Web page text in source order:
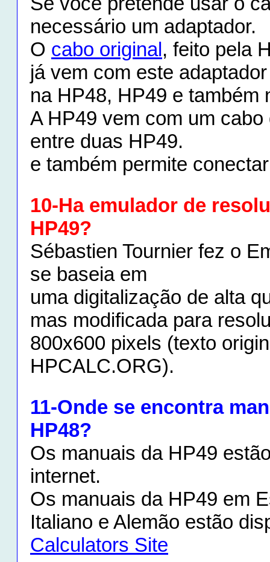
necessário um adaptador.
O cabo original, feito pela
já vem com este
na HP48, HP49 e também
A HP49 vem com um
entre duas HP49.
e também permite
10-Ha emulador de
HP49?
Sébastien Tournier fez o
se baseia em
uma digitalização de alta
mas modificada para
800x600 pixels (texto
HPCALC.ORG).
11-Onde se encontra
HP48?
Os manuais da HP49
internet.
Os manuais da HP49 em
Italiano e Alemão estão
Calculators Site